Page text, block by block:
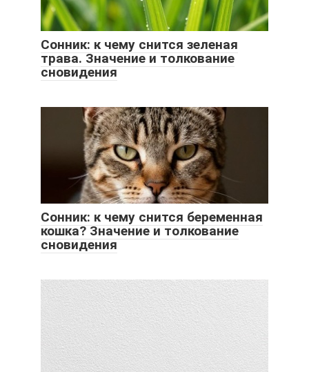
Сонник: к чему снится зеленая
трава. Значение и толкование
сновидения
Сонник: к чему снится беременная
кошка? Значение и толкование
сновидения